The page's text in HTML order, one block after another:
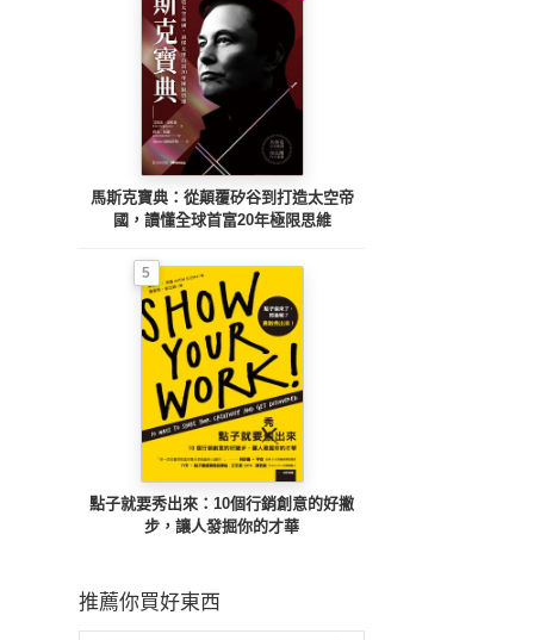
馬斯克寶典：從顛覆矽谷到打造太空帝
國，讀懂全球首富20年極限思維
5
點子就要秀出來：10個行銷創意的好撇
步，讓人發掘你的才華
推薦你買好東西